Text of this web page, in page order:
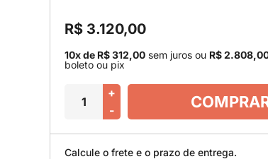
R$ 3.120,00
10x de R$ 312,00 sem juros ou R$
boleto ou pix
+
-
Calcule o frete e o prazo de entrega.